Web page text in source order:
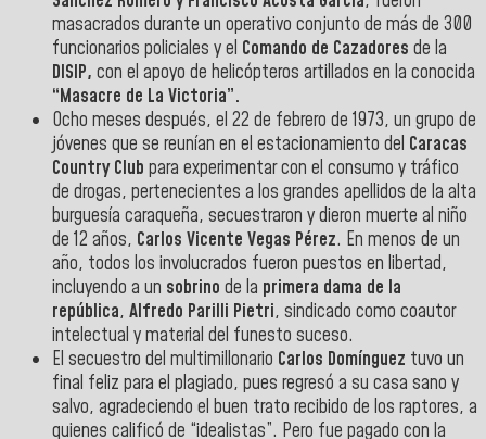
masacrados durante un operativo conjunto de más de 300
funcionarios policiales y el Comando de Cazadores de la
DISIP, con el apoyo de helicópteros artillados en la conocida
“Masacre de La Victoria”.
Ocho meses después, el 22 de febrero de 1973, un grupo de
jóvenes que se reunían en el estacionamiento del Caracas
Country Club para experimentar con el consumo y tráfico
de drogas, pertenecientes a los grandes apellidos de la alta
burguesía caraqueña, secuestraron y dieron muerte al niño
de 12 años, Carlos Vicente Vegas Pérez. En menos de un
año, todos los involucrados fueron puestos en libertad,
incluyendo a un sobrino de la primera dama de la
república, Alfredo Parilli Pietri, sindicado como coautor
intelectual y material del funesto suceso.
El secuestro del multimillonario Carlos Domínguez tuvo un
final feliz para el plagiado, pues regresó a su casa sano y
salvo, agradeciendo el buen trato recibido de los raptores, a
quienes calificó de “idealistas”. Pero fue pagado con la